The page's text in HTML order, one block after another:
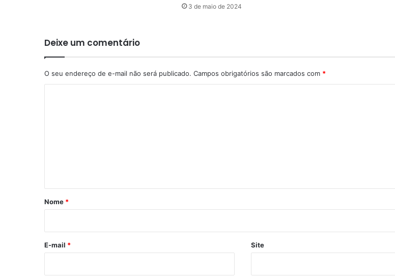
3 de maio de 2024
Deixe um comentário
O seu endereço de e-mail não será publicado. Campos obrigatórios são marcados com *
r
*
Nome *
E-mail * Site